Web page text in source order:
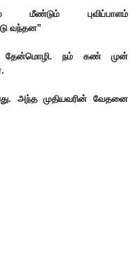
மீண்டும் புவிப்பாளம்
வந்தன”
தேன்மொழி. நம் கண் முன்
அந்த முதியவரின் வேதனை